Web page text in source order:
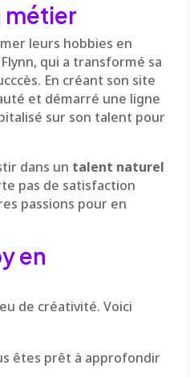
métier
leurs hobbies en
qui a transformé sa
En créant son site
et démarré une ligne
sur son talent pour
dans un talent naturel
pas de satisfaction
passions pour en
en
de créativité. Voici
êtes prêt à approfondir